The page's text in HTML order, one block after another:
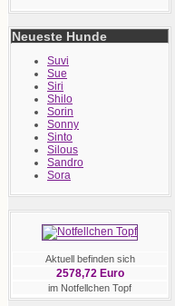
Neueste Hunde
Suvi
Sue
Siri
Shilo
Sorin
Sonny
Sinto
Silous
Sandro
Sora
Aktuell befinden sich
2578,72 Euro
im Notfellchen Topf